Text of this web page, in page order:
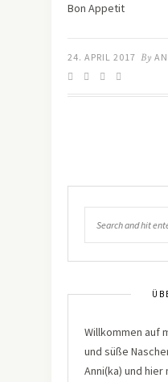
Bon Appetit
24. APRIL 2017 By
Willkommen auf
und süße
Anni(ka) und